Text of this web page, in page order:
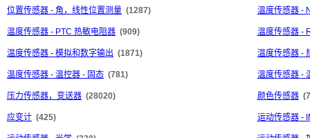
位置传感器 - 角，线性位置测量 (1287) 温度传感器 -
温度传感器 - PTC 热敏电阻器 (909) 温度传感器 -
温度传感器 - 模拟和数字输出 (1871) 温度传感器 -
温度传感器 - 温控器 - 固态 (781) 温度传感器 -
压力传感器，变送器 (28020) 颜色传感器
应变计 (425) 运动传感器 -